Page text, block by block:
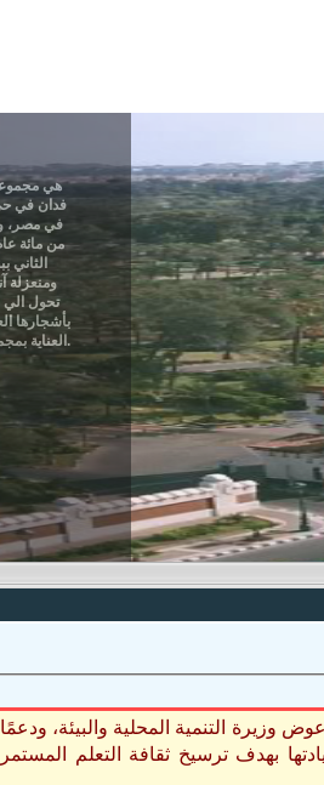
وزيرة التنمية المحلية والبيئة، ودعمًا
بهدف ترسيخ ثقافة التعلم المستمر